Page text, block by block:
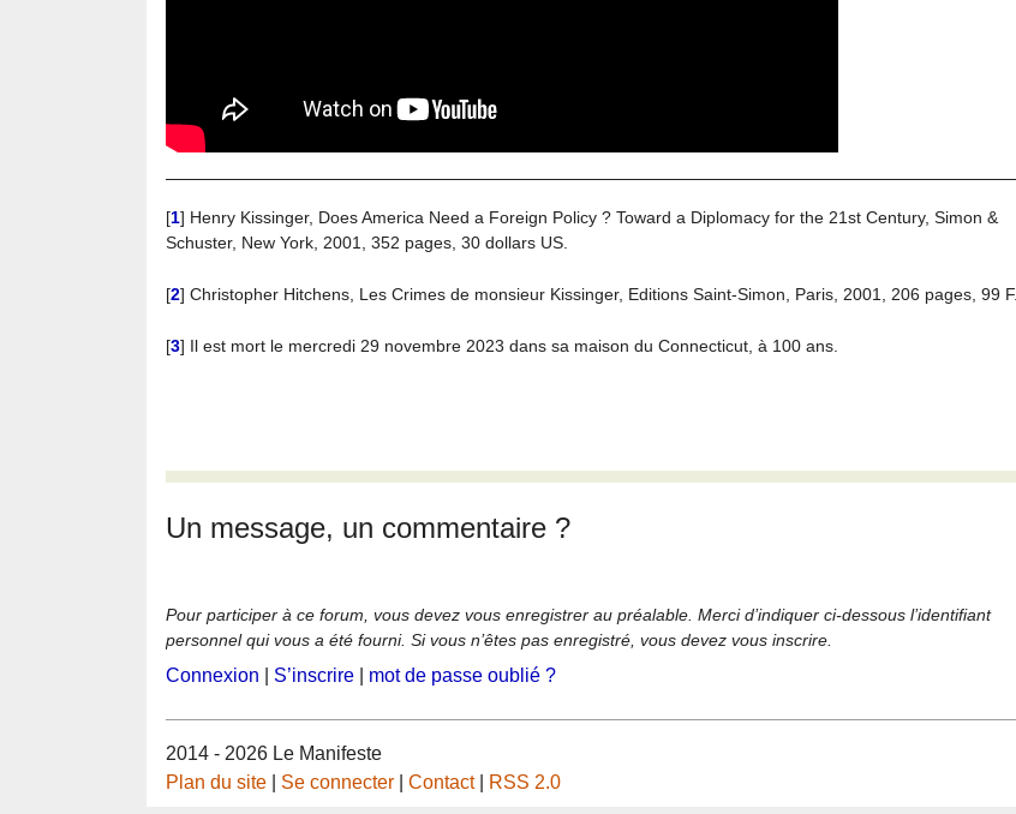
[1] Henry Kissinger, Does America Need a Foreign Policy ? Toward a Diplomacy for the 21st Century, Simon &
Schuster, New York, 2001, 352 pages, 30 dollars US.
[2] Christopher Hitchens, Les Crimes de monsieur Kissinger, Editions Saint-Simon, Paris, 2001, 206 pages, 99 F.
[3] Il est mort le mercredi 29 novembre 2023 dans sa maison du Connecticut, à 100 ans.
Un message, un commentaire ?
Pour participer à ce forum, vous devez vous enregistrer au préalable. Merci d’indiquer ci-dessous l’identifiant
personnel qui vous a été fourni. Si vous n’êtes pas enregistré, vous devez vous inscrire.
Connexion S’inscrire mot de passe oublié ?
2014 - 2026 Le Manifeste
Plan du site
Se connecter Contact| RSS 2.0